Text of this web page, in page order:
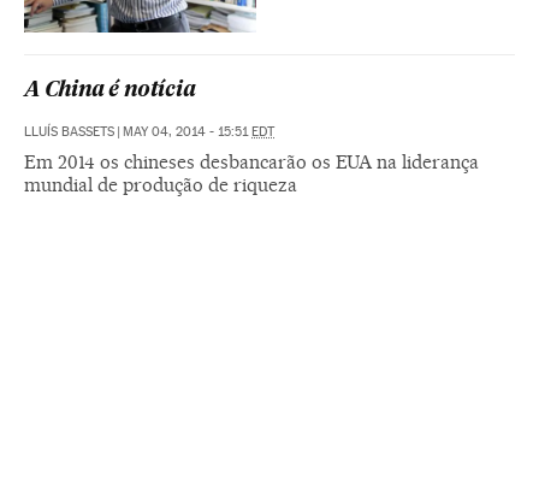
A China é notícia
LLUÍS BASSETS | MAY 04, 2014 - 15:51EDT
Em 2014 os chineses desbancarão os EUA na liderança
mundial de produção de riqueza